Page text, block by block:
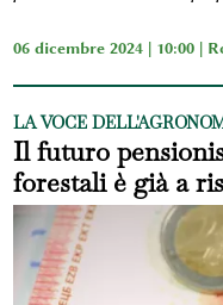
06 dicembre 2024 | 10:00 |
LA VOCE
Il futuro
forestali è già a